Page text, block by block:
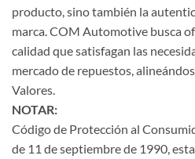
producto, sino también la
marca. COM Automotive busca
calidad que satisfagan las
mercado de repuestos,
Valores.
NOTAR:
Código de Protección al
de 11 de septiembre de 1990,